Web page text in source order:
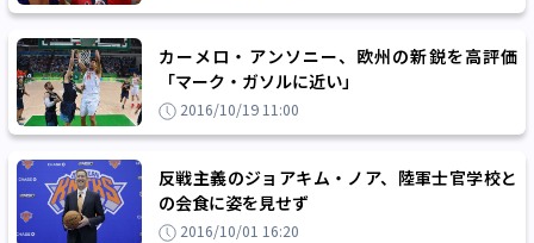
カーメロ・アンソニー、欧州の新鋭を高評価
「マーク・ガソルに近い」
2016/10/19 11:00
反戦主義のジョアキム・ノア、陸軍士官学校と
の会食に姿を見せず
2016/10/01 16:20